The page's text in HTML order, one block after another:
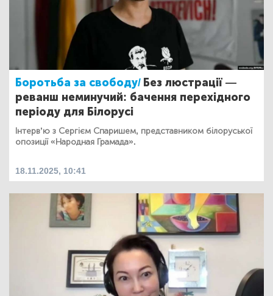
Боротьба за свободу/ Без люстрації —
реванш неминучий: бачення перехідного
періоду для Білорусі
Інтерв’ю з Сергієм Спаришем, представником білоруської
опозиції «Народная Грамада».
18.11.2025, 10:41